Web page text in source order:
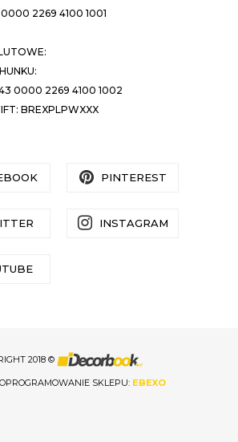
0000 2269 4100 1001
0000 2269 4100 1002
BREXPLPWXXX
PINTEREST
INSTAGRAM
2018 ©
SKLEPU: EBEXO